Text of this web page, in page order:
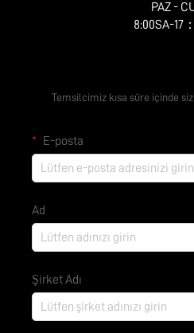
PAZ -
8:00SA-17
Temsilcimiz kısa süre içinde
E-posta
Ad
Şirket Adı